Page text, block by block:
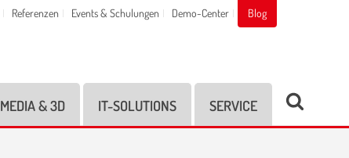
Referenzen Events & Schulungen Demo-Center Blog
MEDIA & 3D IT-SOLUTIONS SERVICE